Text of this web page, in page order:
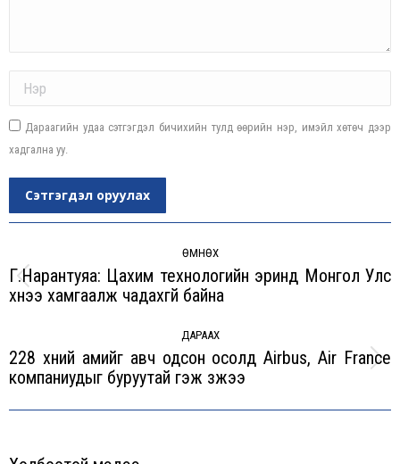
Дараагийн удаа сэтгэгдэл бичихийн тулд өөрийн нэр, имэйл хөтөч дээр
хадгална уу.
Сэтгэгдэл оруулах
ӨМНӨХ
Previous
Г.Нарантуяа: Цахим технологийн эринд Монгол Улс
хүнээ хамгаалж чадахгүй байна
ДАРААХ
Next
228 хүний амийг авч одсон осолд Airbus, Air France
компаниудыг буруутай гэж үзжээ